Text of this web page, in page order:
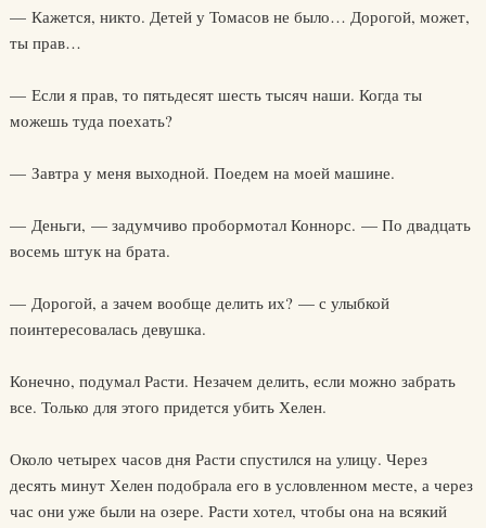
— Кажется, никто. Детей у Томасов не было… Дорогой, может,
ты прав…
— Если я прав, то пятьдесят шесть тысяч наши. Когда ты
можешь туда поехать?
— Завтра у меня выходной. Поедем на моей машине.
— Деньги, — задумчиво пробормотал Коннорс. — По двадцать
восемь штук на брата.
— Дорогой, а зачем вообще делить их? — с улыбкой
поинтересовалась девушка.
Конечно, подумал Расти. Незачем делить, если можно забрать
все. Только для этого придется убить Хелен.
Около четырех часов дня Расти спустился на улицу. Через
десять минут Хелен подобрала его в условленном месте, а через
час они уже были на озере. Расти хотел, чтобы она на всякий